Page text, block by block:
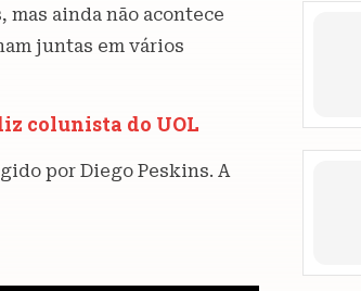
mas ainda não acontece
juntas em vários
colunista do UOL
por Diego Peskins. A